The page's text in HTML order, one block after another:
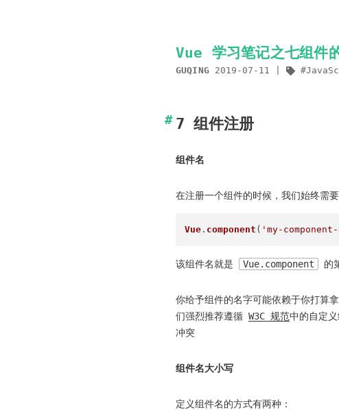
Vue 学习笔记之七组件
GUQING 2019-07-11
7 组件注册
组件名
在注册一个组件的时候，我们始终需
Vue . component ( 'my-component-
该组件名就是 Vue.component 的
你给予组件的名字可能依赖于你打算
们强烈推荐遵循 W3C 规范中的自定
冲突
组件名大小写
定义组件名的方式有两种：